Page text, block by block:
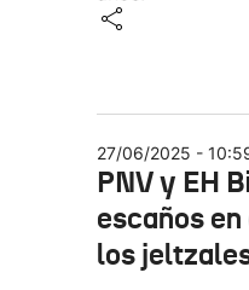
27/06/2025 -
PNV y EH
escaños
los